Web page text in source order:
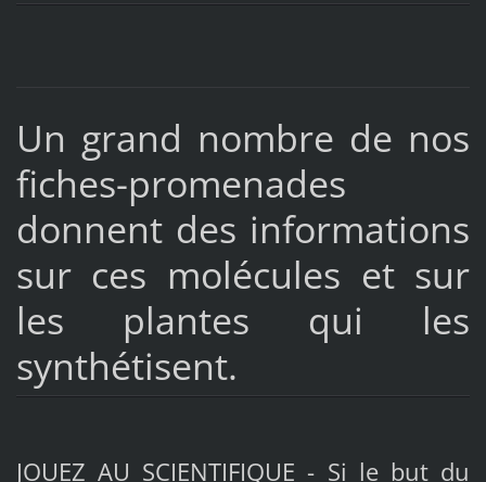
Un grand nombre de nos
fiches-promenades
donnent des informations
sur ces molécules et sur
les plantes qui les
synthétisent.
JOUEZ AU SCIENTIFIQUE - Si le but du